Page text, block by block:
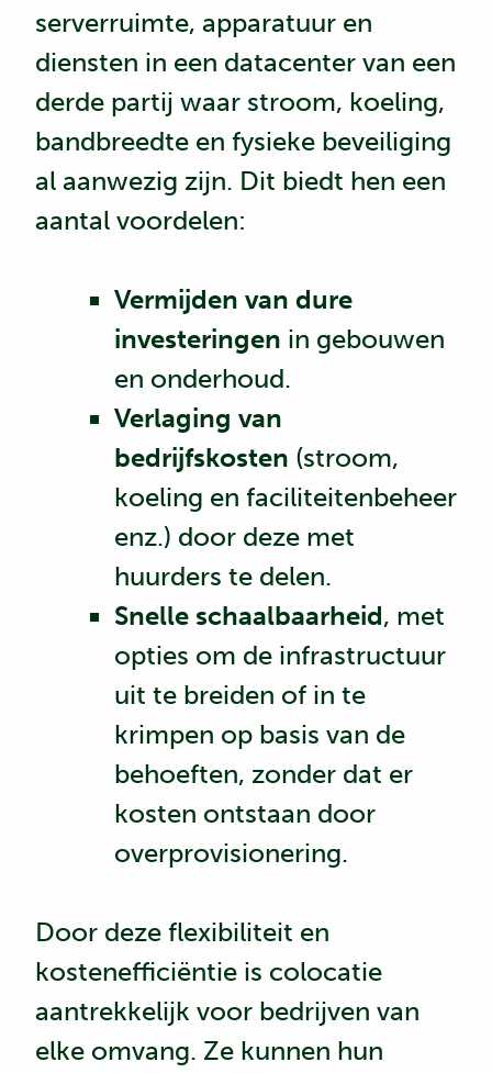
serverruimte, apparatuur en
diensten in een datacenter van een
derde partij waar stroom, koeling,
bandbreedte en fysieke beveiliging
al aanwezig zijn. Dit biedt hen een
aantal voordelen:
Vermijden van dure
investeringen in gebouwen
en onderhoud.
Verlaging van
bedrijfskosten (stroom,
koeling en faciliteitenbeheer
enz.) door deze met
huurders te delen.
Snelle schaalbaarheid, met
opties om de infrastructuur
uit te breiden of in te
krimpen op basis van de
behoeften, zonder dat er
kosten ontstaan door
overprovisionering.
Door deze flexibiliteit en
kostenefficiëntie is colocatie
aantrekkelijk voor bedrijven van
elke omvang. Ze kunnen hun